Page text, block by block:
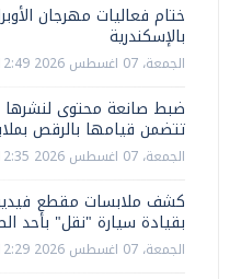
ختام فعاليات مهرجان
بالإسكندرية
الجمعة، 07 اغسطس 2026 12:49 ص
ضبط صانعة محتوى
تتضمن قيامها بالرقص
الجمعة، 07 اغسطس 2026 12:35 ص
كشف ملابسات مقطع
بقيادة سيارة "نقل" بأحد
الجمعة، 07 اغسطس 2026 12:29 ص